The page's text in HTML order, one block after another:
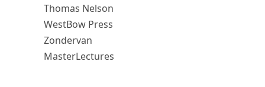
Thomas Nelson
WestBow Press
Zondervan
MasterLectures